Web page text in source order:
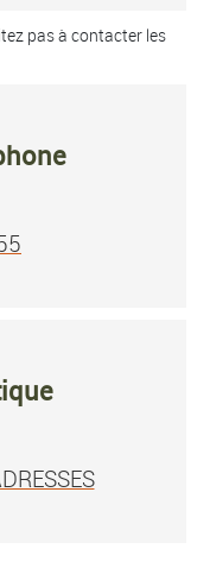
pas à contacter les